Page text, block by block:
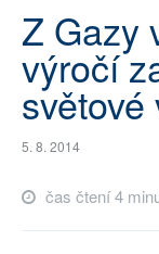
ROZHOVORY
TÉMATA
AUTOŘI
Z Gazy
výročí
světové
5. 8. 2014
čas čtení 4